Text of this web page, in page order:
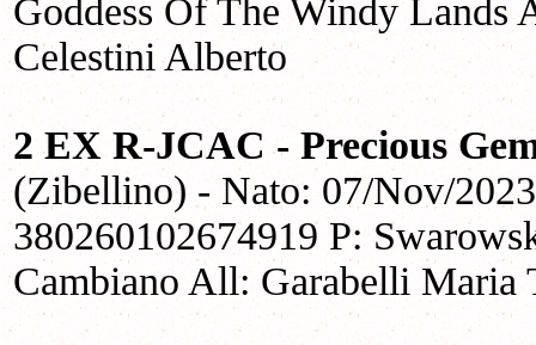
Goddess Of The Windy
Celestini Alberto
2 EX R-JCAC - Precious
(Zibellino) - Nato: 07/Nov/
380260102674919 P:
Cambiano All: Garabelli Maria